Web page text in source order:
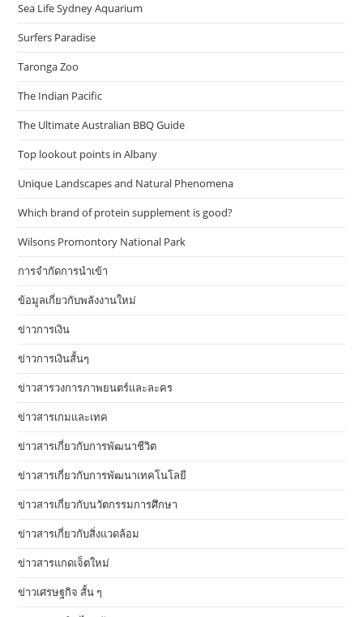
Sea Life Sydney Aquarium
Surfers Paradise
Taronga Zoo
The Indian Pacific
The Ultimate Australian BBQ Guide
Top lookout points in Albany
Unique Landscapes and Natural Phenomena
Which brand of protein supplement is good?
Wilsons Promontory National Park
การจำกัดการนำเข้า
ข้อมูลเกี่ยวกับพลังงานใหม่
ข่าวการเงิน
ข่าวการเงินสั้นๆ
ข่าวสารวงการภาพยนตร์และละคร
ข่าวสารเกมและเทค
ข่าวสารเกี่ยวกับการพัฒนาชีวิต
ข่าวสารเกี่ยวกับการพัฒนาเทคโนโลยี
ข่าวสารเกี่ยวกับนวัตกรรมการศึกษา
ข่าวสารเกี่ยวกับสิ่งแวดล้อม
ข่าวสารแกดเจ็ตใหม่
ข่าวเศรษฐกิจ สั้น ๆ